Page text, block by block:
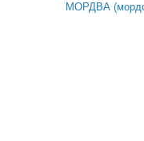
МОРДВА